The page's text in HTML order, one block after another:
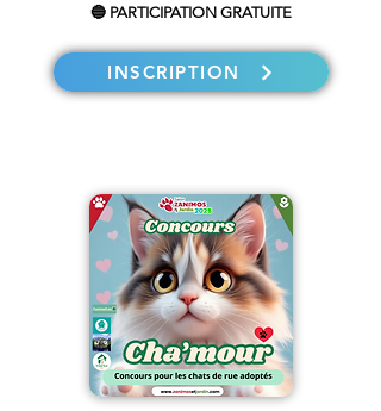
🔵 PARTICIPATION GRATUITE
INSCRIPTION